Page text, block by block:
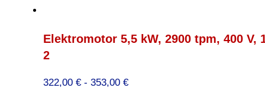
Elektromotor 5,5 kW, 2900 tpm, 400 V,
2
322,00 € - 353,00 €Prijsklasse: